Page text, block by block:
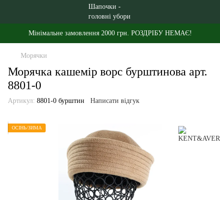
Мінімальне замовлення 2000 грн. РОЗДРІБУ НЕМАЄ!
Морячки
Морячка кашемір ворс бурштинова арт.
8801-0
Артикул: 8801-0 бурштин Написати відгук
ОСІНЬ/ЗИМА